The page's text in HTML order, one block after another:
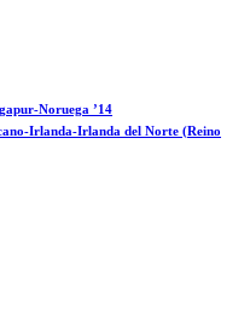
Noruega ’14
Irlanda-Irlanda del Norte (Reino